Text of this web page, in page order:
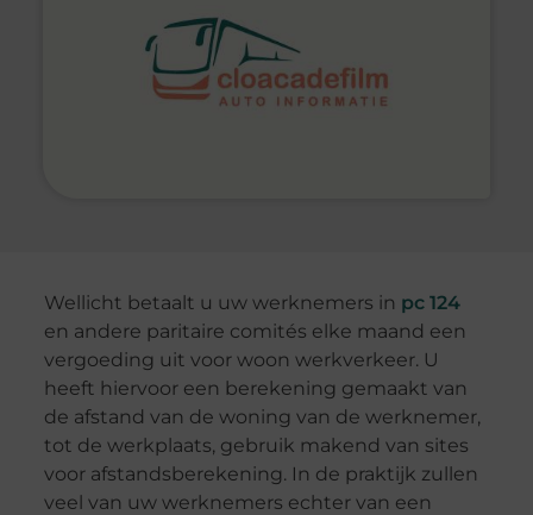
Wellicht betaalt u uw werknemers in pc 124
en andere paritaire comités elke maand een
vergoeding uit voor woon werkverkeer. U
heeft hiervoor een berekening gemaakt van
de afstand van de woning van de werknemer,
tot de werkplaats, gebruik makend van sites
voor afstandsberekening. In de praktijk zullen
veel van uw werknemers echter van een